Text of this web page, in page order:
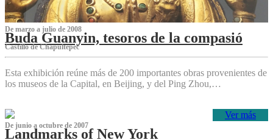
De marzo a julio de 2008
Buda Guanyin, tesoros de la compasió
Castillo de Chapultepec
Esta exhibición reúne más de 200 importantes obras provenientes de
los museos de la Capital, en Beijing, y del Ping Zhou,…
Ver más
De junio a octubre de 2007
Landmarks of New York